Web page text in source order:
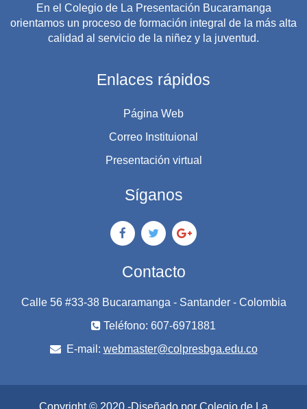
En el Colegio de La Presentación Bucaramanga
orientamos un proceso de formación integral de la más alta
calidad al servicio de la niñez y la juventud.
Enlaces rápidos
Página Web
Correo Instituional
Presentación virtual
Síganos
Contacto
Calle 56 #33-38 Bucaramanga - Santander - Colombia
Teléfono: 607-6971881
E-mail: webmaster@colpresbga.edu.co
Copyright © 2020 -Diseñado por Colegio de La